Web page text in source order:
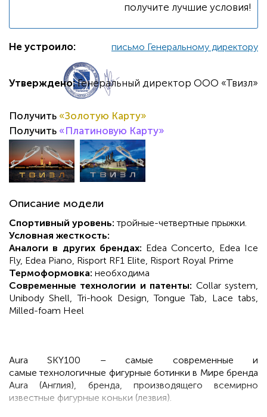
получите лучшие условия!
Не устроило: письмо Генеральному директору
Утверждено: Генеральный директор ООО «Твизл»
Получить «Золотую Карту»
Получить «Платиновую Карту»
Описание модели
Спортивный уровень: тройные-четвертные прыжки.
Условная жесткость:
Аналоги в других брендах: Edea Concerto, Edea Ice
Fly, Edea Piano, Risport RF1 Elite, Risport Royal Prime
Термоформовка: необходима
Современные технологии и патенты: Collar system,
Unibody Shell, Tri-hook Design, Tongue Tab, Lace tabs,
Milled-foam Heel
Aura SKY100 – самые современные и
самые технологичные фигурные ботинки в Мире бренда
Aura (Англия), бренда, производящего всемирно
известные фигурные коньки (лезвия).